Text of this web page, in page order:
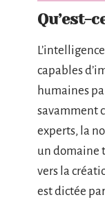
Qu’est-
capables
humaines
savamment
experts, la
un domaine
vers la
est dictée